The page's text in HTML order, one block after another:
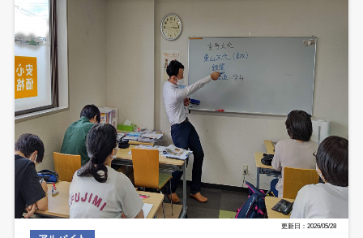
更新日：2026/05/28